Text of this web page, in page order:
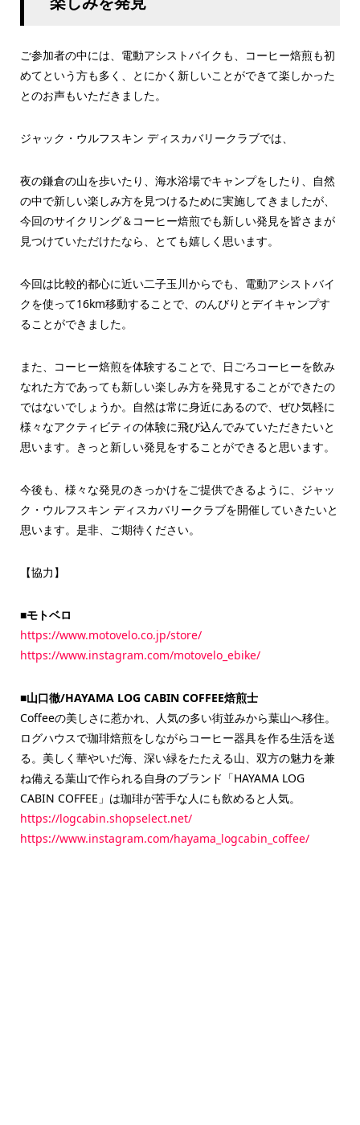
ご参加者の中には、電動アシストバイクも、コーヒー焙煎も初
めてという方も多く、とにかく新しいことができて楽しかった
とのお声もいただきました。
ジャック・ウルフスキン ディスカバリークラブでは、
夜の鎌倉の山を歩いたり、海水浴場でキャンプをしたり、自然
の中で新しい楽しみ方を見つけるために実施してきましたが、
今回のサイクリング＆コーヒー焙煎でも新しい発見を皆さまが
見つけていただけたなら、とても嬉しく思います。
今回は比較的都心に近い二子玉川からでも、電動アシストバイ
クを使って16km移動することで、のんびりとデイキャンプす
ることができました。
また、コーヒー焙煎を体験することで、日ごろコーヒーを飲み
なれた方であっても新しい楽しみ方を発見することができたの
ではないでしょうか。自然は常に身近にあるので、ぜひ気軽に
様々なアクティビティの体験に飛び込んでみていただきたいと
思います。きっと新しい発見をすることができると思います。
今後も、様々な発見のきっかけをご提供できるように、ジャッ
ク・ウルフスキン ディスカバリークラブを開催していきたいと
思います。是非、ご期待ください。
【協力】
■モトベロ
https://www.motovelo.co.jp/store/
https://www.instagram.com/motovelo_ebike/
■山口徹/HAYAMA LOG CABIN COFFEE焙煎士
Coffeeの美しさに惹かれ、人気の多い街並みから葉山へ移住。
ログハウスで珈琲焙煎をしながらコーヒー器具を作る生活を送
る。美しく華やいだ海、深い緑をたたえる山、双方の魅力を兼
ね備える葉山で作られる自身のブランド「HAYAMA LOG
CABIN COFFEE」は珈琲が苦手な人にも飲めると人気。
https://logcabin.shopselect.net/
https://www.instagram.com/hayama_logcabin_coffee/